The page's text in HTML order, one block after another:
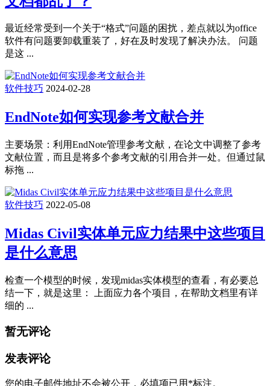
最近经常受到一个关于“格式”问题的困扰，差点就以为office
软件有问题要卸载重装了，好在及时发现了解决办法。 问题
是这 ...
软件技巧 2024-02-28
EndNote如何实现参考文献合并
主要场景：利用EndNote管理参考文献，在论文中调整了参考
文献位置，而且是将多个参考文献的引用合并一处。但通过鼠
标拖 ...
软件技巧 2022-05-08
Midas Civil实体单元应力结果中这些项目
是什么意思
检查一个模型的时候，发现midas实体模型的查看，有必要总
结一下，就是这里： 上面应力各个项目，在帮助文档里有详
细的 ...
暂无评论
发表评论
您的电子邮件地址不会被公开， 必填项已用 *标注。